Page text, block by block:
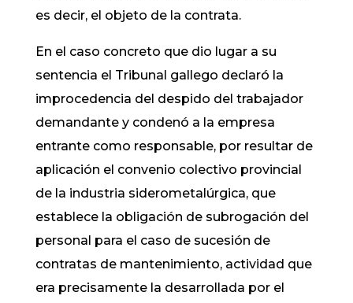
es decir, el objeto de la contrata.
En el caso concreto que dio lugar a su
sentencia el Tribunal gallego declaró la
improcedencia del despido del trabajador
demandante y condenó a la empresa
entrante como responsable, por resultar de
aplicación el convenio colectivo provincial
de la industria siderometalúrgica, que
establece la obligación de subrogación del
personal para el caso de sucesión de
contratas de mantenimiento, actividad que
era precisamente la desarrollada por el